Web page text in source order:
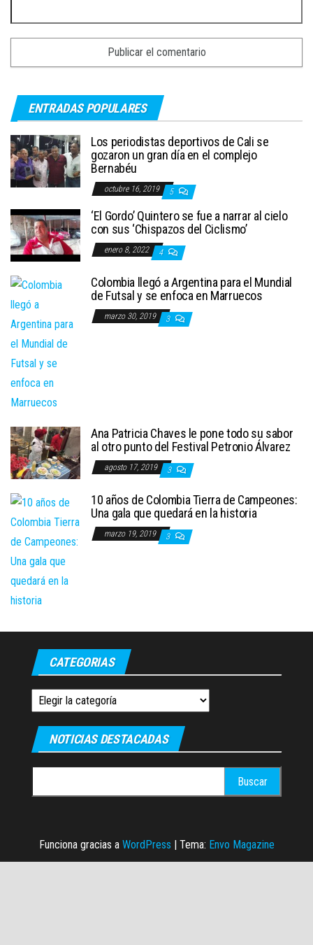
ENTRADAS POPULARES
Los periodistas deportivos de Cali se
gozaron un gran día en el complejo
Bernabéu
octubre 16, 2019 5
‘El Gordo’ Quintero se fue a narrar al cielo
con sus ‘Chispazos del Ciclismo’
enero 8, 2022 4
Colombia llegó a Argentina para el Mundial
de Futsal y se enfoca en Marruecos
marzo 30, 2019 3
Ana Patricia Chaves le pone todo su sabor
al otro punto del Festival Petronio Álvarez
agosto 17, 2019 3
10 años de Colombia Tierra de Campeones:
Una gala que quedará en la historia
marzo 19, 2019 3
CATEGORIAS
Categorias
NOTICIAS DESTACADAS
Funciona gracias a WordPress | Tema: Envo Magazine